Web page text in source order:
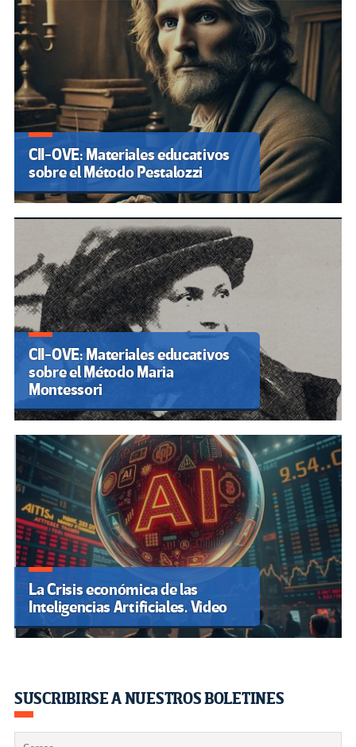
CII-OVE: Materiales educativos
sobre el Método Pestalozzi
CII-OVE: Materiales educativos
sobre el Método Maria
Montessori
La Crisis económica de las
Inteligencias Artificiales. Video
SUSCRIBIRSE A NUESTROS BOLETINES